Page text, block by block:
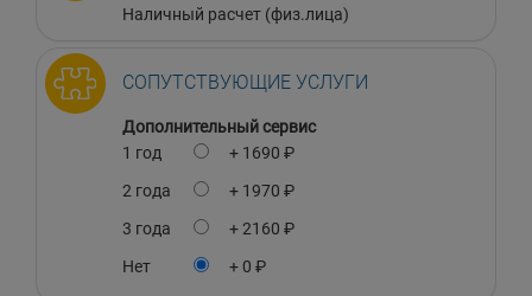
Наличный расчет (физ.лица)
СОПУТСТВУЮЩИЕ УСЛУГИ
Дополнительный сервис
1 год
+ 1690 ₽
2 года
+ 1970 ₽
3 года
+ 2160 ₽
Нет
+ 0 ₽